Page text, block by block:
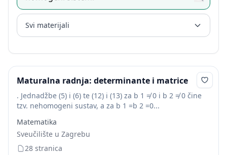
Svi materijali
Maturalna radnja: determinante i matrice
. Jednadžbe (5) i (6) te (12) i (13) za b 1 ≠ 0 i b 2 ≠ 0 čine
tzv. nehomogeni sustav, a za b 1 =b 2 =0...
Matematika
Sveučilište u Zagrebu
28 stranica